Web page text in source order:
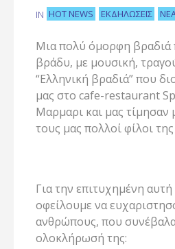
IN HOT NEWS ΕΚΔΗΛΏΣΕΙΣ
Μια πολύ όμορφη βραδιά
βράδυ, με μουσική,
“Ελληνική βραδιά” που
μας στο cafe-restaurant
Μαρμαρι και μας τίμησαν
τους μας πολλοί φίλοι
Για την επιτυχημένη
οφείλουμε να
ανθρώπους, που
ολοκλήρωσή της: